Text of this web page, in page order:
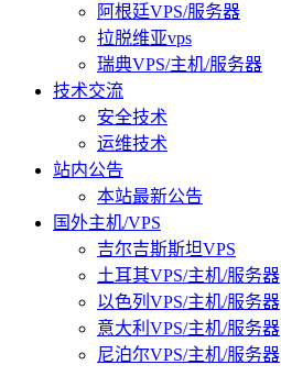
阿根廷VPS/服务器
拉脱维亚vps
瑞典VPS/主机/服务器
技术交流
安全技术
运维技术
站内公告
本站最新公告
国外主机/VPS
吉尔吉斯斯坦VPS
土耳其VPS/主机/服务器
以色列VPS/主机/服务器
意大利VPS/主机/服务器
尼泊尔VPS/主机/服务器